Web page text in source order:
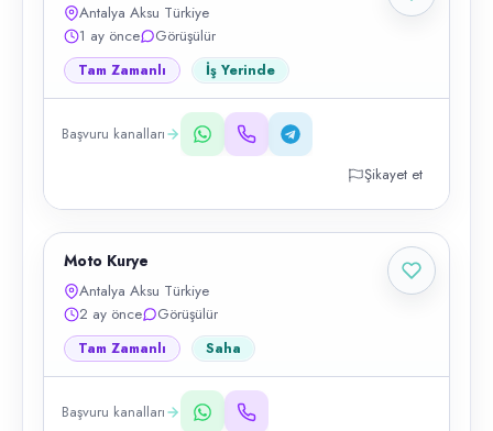
Antalya Aksu Türkiye
1 ay önce
Görüşülür
Tam Zamanlı İş Yerinde
Başvuru kanalları
Şikayet et
Moto Kurye
Antalya Aksu Türkiye
2 ay önce
Görüşülür
Tam Zamanlı Saha
Başvuru kanalları